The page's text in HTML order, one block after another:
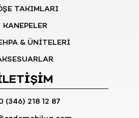
TAKIMLARI
KANEPELER
& ÜNİTELERİ
(346) 218 12 87